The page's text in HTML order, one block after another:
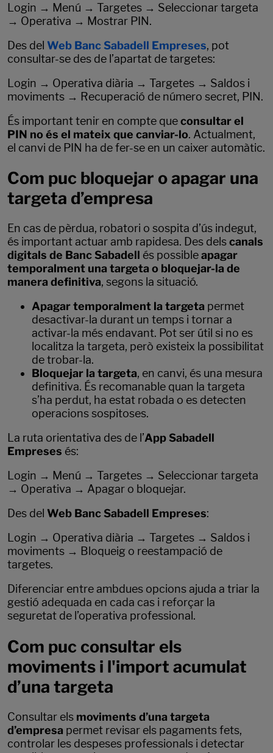
Login → Menú → Targetes → Seleccionar targeta
→ Operativa → Mostrar PIN.
Des del Web Banc Sabadell Empreses, pot
consultar-se des de l’apartat de targetes:
Login → Operativa diària → Targetes → Saldos i
moviments → Recuperació de número secret, PIN.
És important tenir en compte queconsultar el
PIN no és el mateix que canviar-lo. Actualment,
el canvi de PIN ha de fer-se en un caixer automàtic.
Com puc bloquejar o apagar una
targeta d’empresa
En cas de pèrdua, robatori o sospita d’ús indegut,
és important actuar amb rapidesa. Des delscanals
digitals de Banc Sabadell és possibleapagar
temporalment una targeta o bloquejar-la de
manera definitiva, segons la situació.
Apagar temporalment la targeta permet
desactivar-la durant un temps i tornar a
activar-la més endavant. Pot ser útil si no es
localitza la targeta, però existeix la possibilitat
de trobar-la.
Bloquejar la targeta, en canvi, és una mesura
definitiva. És recomanable quan la targeta
s’ha perdut, ha estat robada o es detecten
operacions sospitoses.
La ruta orientativa des de l’App Sabadell
Empreses és:
Login → Menú → Targetes → Seleccionar targeta
→ Operativa → Apagar o bloquejar.
Des del Web Banc Sabadell Empreses:
Login → Operativa diària → Targetes → Saldos i
moviments → Bloqueig o reestampació de
targetes.
Diferenciar entre ambdues opcions ajuda a triar la
gestió adequada en cada cas i reforçar la
seguretat de l’operativa professional.
Com puc consultar els
moviments i l'import acumulat
d’una targeta
Consultar els moviments d’una targeta
d’empresa permet revisar els pagaments fets,
controlar les despeses professionals i detectar